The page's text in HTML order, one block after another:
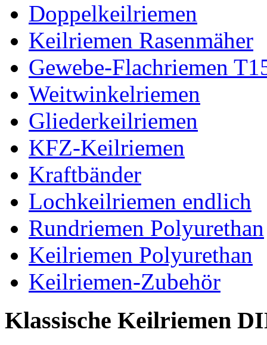
Doppelkeilriemen
Keilriemen Rasenmäher
Gewebe-Flachriemen
Weitwinkelriemen
Gliederkeilriemen
KFZ-Keilriemen
Kraftbänder
Lochkeilriemen endlich
Rundriemen Polyurethan
Keilriemen Polyurethan
Keilriemen-Zubehör
Klassische Keilriemen